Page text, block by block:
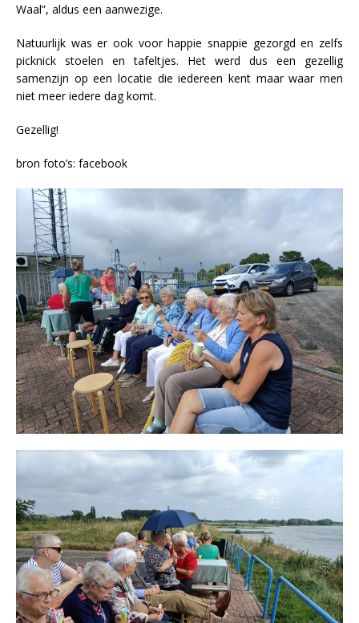
Waal”, aldus een aanwezige.
Natuurlijk was er ook voor happie snappie gezorgd en zelfs
picknick stoelen en tafeltjes. Het werd dus een gezellig
samenzijn op een locatie die iedereen kent maar waar men
niet meer iedere dag komt.
Gezellig!
bron foto’s: facebook